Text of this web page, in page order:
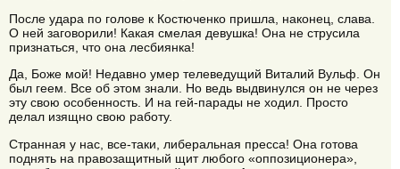
После удара по голове к Костюченко пришла, наконец, слава.
О ней заговорили! Какая смелая девушка! Она не струсила
признаться, что она лесбиянка!
Да, Боже мой! Недавно умер телеведущий Виталий Вульф. Он
был геем. Все об этом знали. Но ведь выдвинулся он не через
эту свою особенность. И на гей-парады не ходил. Просто
делал изящно свою работу.
Странная у нас, все-таки, либеральная пресса! Она готова
поднять на правозащитный щит любого «оппозиционера»,